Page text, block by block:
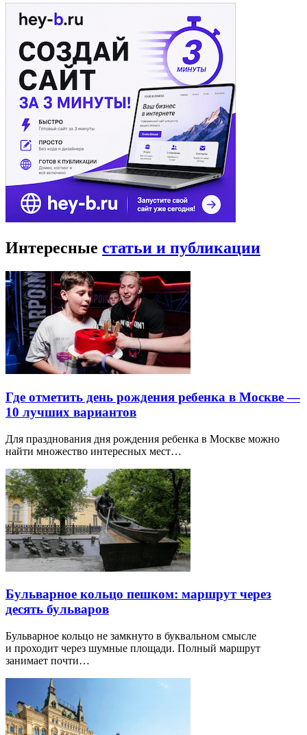
Интересные статьи и публикации
Где отметить день рождения ребенка в Москве —
10 лучших вариантов
Для празднования дня рождения ребенка в Москве можно
найти множество интересных мест…
Бульварное кольцо пешком: маршрут через
десять бульваров
Бульварное кольцо не замкнуто в буквальном смысле
и проходит через шумные площади. Полный маршрут
занимает почти…